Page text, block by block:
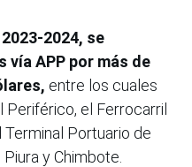
2024, se
APP por más de
entre los cuales
Periférico, el Ferrocarril
Portuario de
y Chimbote.